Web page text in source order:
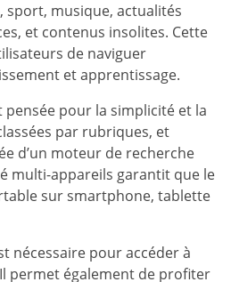
sport, musique, actualités
et contenus insolites. Cette
de naviguer
et apprentissage.
pensée pour la simplicité et la
par rubriques, et
d’un moteur de recherche
multi-appareils garantit que le
sur smartphone, tablette
nécessaire pour accéder à
permet également de profiter